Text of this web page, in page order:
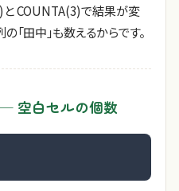
と COUNTA(3)で結果が変
「田中」も数えるからです。
空白セルの個数